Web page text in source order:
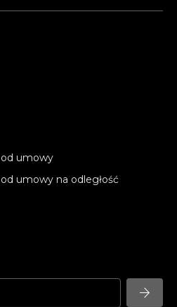
umowy
umowy na odległość
arrow_forward